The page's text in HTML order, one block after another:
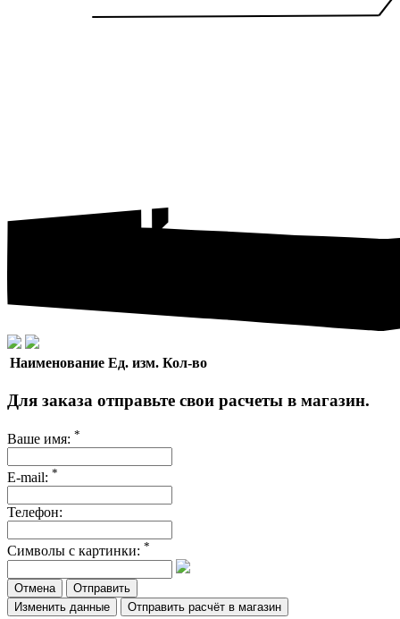
Наименование Ед. изм. Кол-во
Для заказа отправьте свои расчеты в магазин.
Ваше имя: *
E-mail: *
Телефон:
Символы с картинки: *
Отмена
Изменить данные
Отправить расчёт в магазин